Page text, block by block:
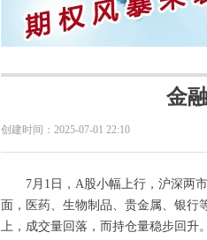
金
创建时间： 2025-07-01 22:10
7月1日，A股小幅上行，沪深两
面，医药、生物制品、贵金属、银行
上，成交量回落，而持仓量稳步回升